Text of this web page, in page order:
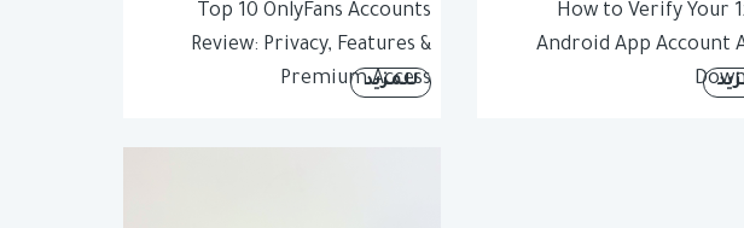
How to Verify Your
Android App Account
Top 10 OnlyFans Accounts
Review: Privacy, Features &
Premium Access
للمزيد